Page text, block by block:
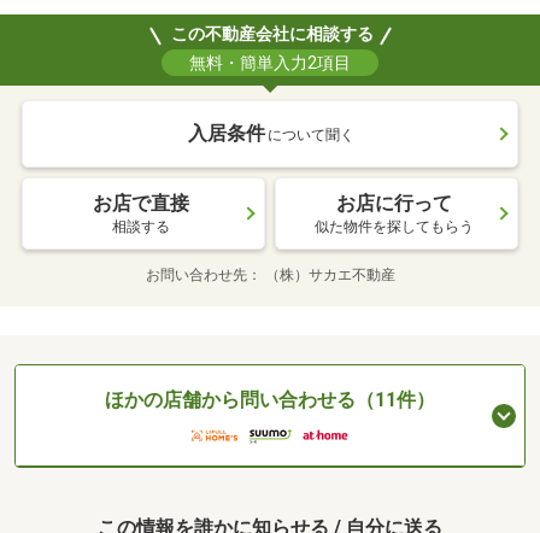
この不動産会社に相談する
無料・簡単入力2項目
入居条件 について聞く
お店で直接
相談する
お店に行って
似た物件を探してもらう
お問い合わせ先 （株）サカエ不動産
ほかの店舗から問い合わせる（11件）
この情報を誰かに知らせる / 自分に送る